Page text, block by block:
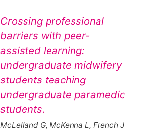
Crossing professional
barriers with peer-
assisted learning:
undergraduate midwifery
students teaching
undergraduate paramedic
students.
McLelland G, McKenna L, French J